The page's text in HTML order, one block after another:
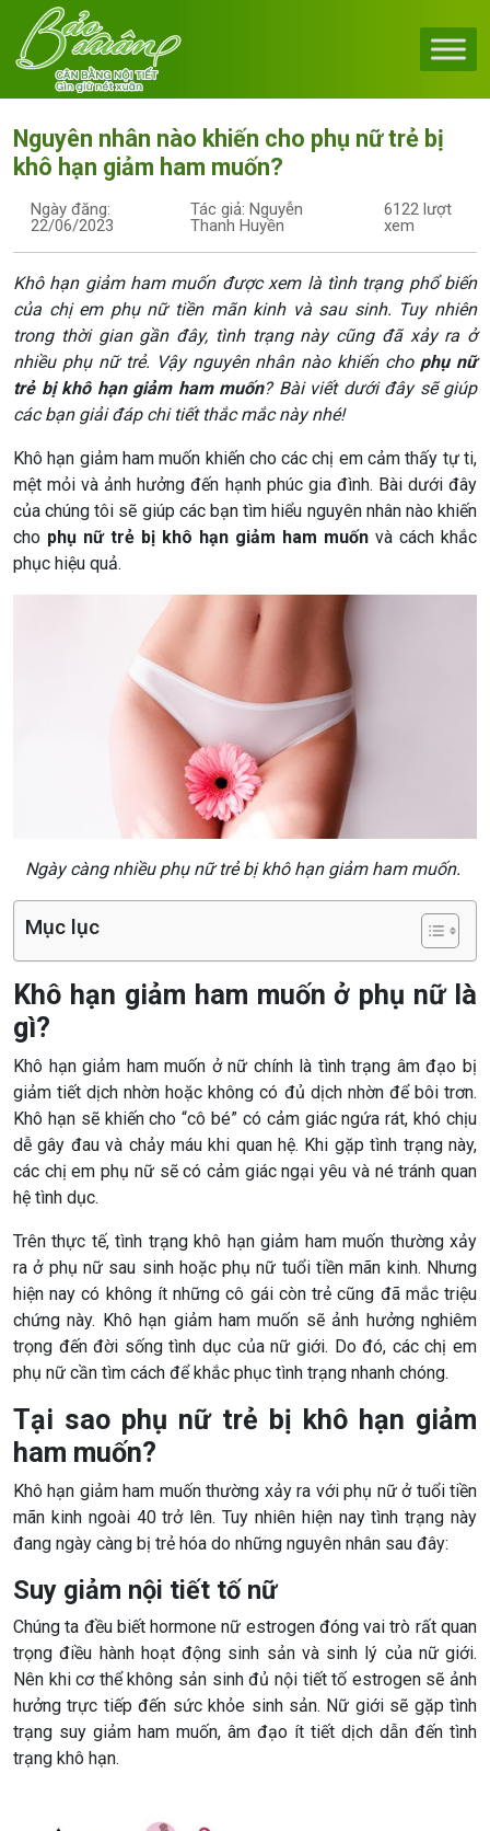
Skip to content
Main Navigation
Nguyên nhân nào khiến cho phụ nữ trẻ bị
khô hạn giảm ham muốn?
Ngày đăng:
22/06/2023
Tác giả: Nguyễn
Thanh Huyền
6122 lượt
xem
Khô hạn giảm ham muốn được xem là tình trạng phổ biến
của chị em phụ nữ tiền mãn kinh và sau sinh. Tuy nhiên
trong thời gian gần đây, tình trạng này cũng đã xảy ra ở
nhiều phụ nữ trẻ. Vậy nguyên nhân nào khiến cho phụ nữ
trẻ bị khô hạn giảm ham muốn? Bài viết dưới đây sẽ giúp
các bạn giải đáp chi tiết thắc mắc này nhé!
Khô hạn giảm ham muốn khiến cho các chị em cảm thấy tự ti,
mệt mỏi và ảnh hưởng đến hạnh phúc gia đình. Bài dưới đây
của chúng tôi sẽ giúp các bạn tìm hiểu nguyên nhân nào khiến
cho phụ nữ trẻ bị khô hạn giảm ham muốn và cách khắc
phục hiệu quả.
Ngày càng nhiều phụ nữ trẻ bị khô hạn giảm ham muốn.
Mục lục
Khô hạn giảm ham muốn ở phụ nữ là
gì?
Khô hạn giảm ham muốn ở nữ chính là tình trạng âm đạo bị
giảm tiết dịch nhờn hoặc không có đủ dịch nhờn để bôi trơn.
Khô hạn sẽ khiến cho “cô bé” có cảm giác ngứa rát, khó chịu
dễ gây đau và chảy máu khi quan hệ. Khi gặp tình trạng này,
các chị em phụ nữ sẽ có cảm giác ngại yêu và né tránh quan
hệ tình dục.
Trên thực tế, tình trạng khô hạn giảm ham muốn thường xảy
ra ở phụ nữ sau sinh hoặc phụ nữ tuổi tiền mãn kinh. Nhưng
hiện nay có không ít những cô gái còn trẻ cũng đã mắc triệu
chứng này. Khô hạn giảm ham muốn sẽ ảnh hưởng nghiêm
trọng đến đời sống tình dục của nữ giới. Do đó, các chị em
phụ nữ cần tìm cách để khắc phục tình trạng nhanh chóng.
Tại sao phụ nữ trẻ bị khô hạn giảm
ham muốn?
Khô hạn giảm ham muốn thường xảy ra với phụ nữ ở tuổi tiền
mãn kinh ngoài 40 trở lên. Tuy nhiên hiện nay tình trạng này
đang ngày càng bị trẻ hóa do những nguyên nhân sau đây:
Suy giảm nội tiết tố nữ
Chúng ta đều biết hormone nữ estrogen đóng vai trò rất quan
trọng điều hành hoạt động sinh sản và sinh lý của nữ giới.
Nên khi cơ thể không sản sinh đủ nội tiết tố estrogen sẽ ảnh
hưởng trực tiếp đến sức khỏe sinh sản. Nữ giới sẽ gặp tình
trạng suy giảm ham muốn, âm đạo ít tiết dịch dẫn đến tình
trạng khô hạn.